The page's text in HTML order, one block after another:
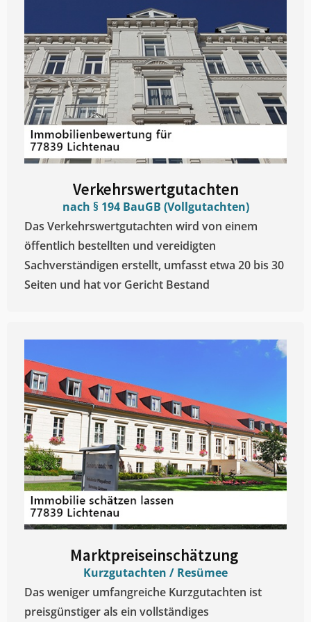
Verkehrswertgutachten
nach § 194 BauGB (Vollgutachten)
Das Verkehrswertgutachten wird von einem
öffentlich bestellten und vereidigten
Sachverständigen erstellt, umfasst etwa 20 bis 30
Seiten und hat vor Gericht Bestand
Marktpreiseinschätzung ​
Kurzgutachten / Resümee
Das weniger umfangreiche Kurzgutachten ist
preisgünstiger als ein vollständiges